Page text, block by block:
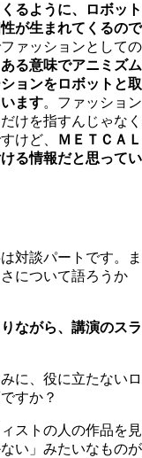
るように、ロボット
が生まれてくるので
ァッションとしての
ある意味でアニミズム
ョンをロボットと取
ます。ファッション
けを指すんじゃなく
けど、
ＭＥＴＣＡＬ
る情報だと思ってい
対談パートです。ま
について語ろうか
ながら、講演のスラ
に、役に立たないロ
すか？
ストの人の作品を見
い」みたいなものが